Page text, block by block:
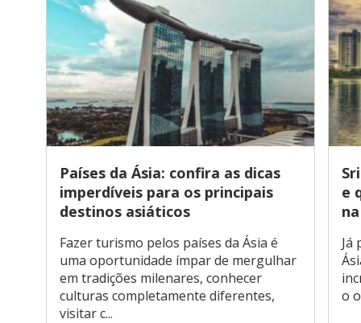
Países da Ásia: confira as dicas
imperdíveis para os principais
destinos asiáticos
Fazer turismo pelos países da Ásia é
uma oportunidade ímpar de mergulhar
em tradições milenares, conhecer
culturas completamente diferentes,
visitar c...
e
Já
o